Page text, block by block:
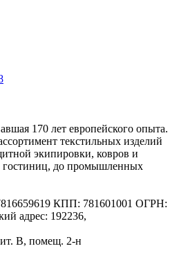
170 лет европейского опыта.
текстильных изделий
экипировки, ковров и
гостиниц, до промышленных
КПП: 781601001 ОГРН:
адрес: 192236,
В, помещ. 2-н